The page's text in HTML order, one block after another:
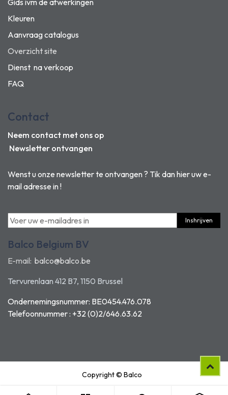
Gids ivm de afwerkingen
Kleuren
Aanvraag catalogus
Overzicht site
Dienst na verkoop
FAQ
Wenst u onze newsletter te ontvangen ? Tik dan hier uw e-
mail adresse in !
Inshrijven
Balco Belgium BV
E-mail: balco@balco.be
Tervurenlaan 412 B7, 1150 Brussel
Ondernemingsnummer: BE0454.476.078
Telefoonnummer : +32 (0)2/646.63.62
Contact
Neem contact met ons op
Newsletter ontvangen
Copyright © Balco